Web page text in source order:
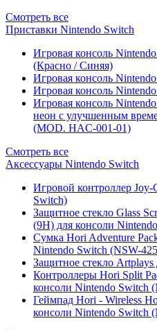
Смотреть все
Приставки Nintendo Switch
Игровая консоль
(Красно / Синяя)
Игровая консоль
Игровая консоль
Игровая консоль
неон с улучшенным
(MOD. HAC-001-01)
Смотреть все
Аксессуары Nintendo Switch
Игровой контроллер
Switch)
Защитное стекло Glass
(9H) для консоли
Сумка Hori Adventure
Nintendo Switch (NSW-
Защитное стекло
Контроллеры Hori Split
консоли Nintendo Switch
Геймпад Hori - Wireless
консоли Nintendo Switch